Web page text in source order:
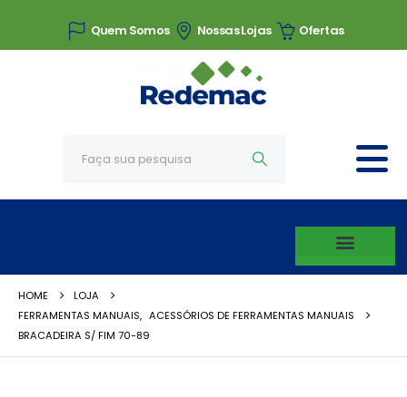
Quem Somos Nossas Lojas Ofertas
HOME
LOJA
FERRAMENTAS MANUAIS, ACESSÓRIOS DE FERRAMENTAS MANUAIS
BRACADEIRA S/ FIM 70-89